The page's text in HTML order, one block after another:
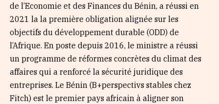
de l’Economie et des Finances du Bénin, a réussi en
2021 la la première obligation alignée sur les
objectifs du développement durable (ODD) de
l’Afrique. En poste depuis 2016, le ministre a réussi
un programme de réformes concrètes du climat des
affaires qui a renforcé la sécurité juridique des
entreprises. Le Bénin (B+perspectivs stables chez
Fitch) est le premier pays africain à aligner son